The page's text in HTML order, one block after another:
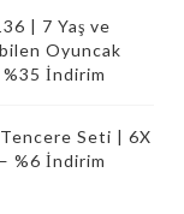
| 7 Yaş ve
Oyuncak
İndirim
Seti | 6X
%6 İndirim